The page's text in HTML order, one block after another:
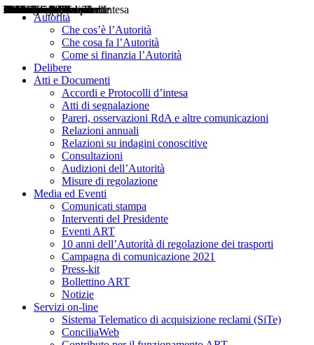
Autorità
Che cos’è l’Autorità
Che cosa fa l’Autorità
Come si finanzia l’Autorità
Delibere
Atti e Documenti
Accordi e Protocolli d’intesa
Atti di segnalazione
Pareri, osservazioni RdA e altre comunicazioni
Relazioni annuali
Relazioni su indagini conoscitive
Consultazioni
Audizioni dell’Autorità
Misure di regolazione
Media ed Eventi
Comunicati stampa
Interventi del Presidente
Eventi ART
10 anni dell’Autorità di regolazione dei trasporti
Campagna di comunicazione 2021
Press-kit
Bollettino ART
Notizie
Servizi on-line
Sistema Telematico di acquisizione reclami (SiTe)
ConciliaWeb
Delibere
Pareri
Consultazioni
Audizioni
Atti di Segnalazione
Accordi e Protocolli d'Intesa
Relazioni annuali
Misure di regolazione
Notizie
Comunicati Stampa
Bollettini ART
Convegni ART
Interviste del Presidente
Articoli in primo piano
Interventi del Presidente
2004
2005
2010
2013
2014
2015
2016
2017
2018
2019
202
2020
2021
2022
2023
2024
2025
2026
Aereo
Marittimo
Terrestre